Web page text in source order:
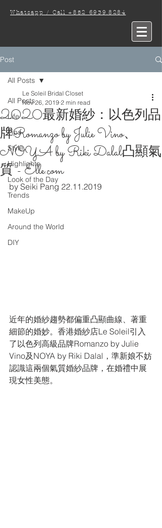
Whatsapp / Call +852 6939.8284
Post
All Posts
Life
Tips
Style
Highlights
Look of the Day
Trends
MakeUp
Around the World
DIY
All Posts
2020最新婚紗：以色列品
牌Romanzo by Julie Vino、
NOYA by Riki Dalal凸顯氣
質 - Elle.com
Le Soleil Bridal Closet
Nov 26, 2019 2 min read
by Seiki Pang 22.11.2019
近年的婚紗趨勢都偏重凸顯曲線、著重
細節的婚妙。香港婚紗店Le Soleil引入
了以色列高級品牌Romanzo by Julie
Vino及NOYA by Riki Dalal，準新娘不妨
認識這兩個氣質婚紗品牌，在婚禮中展
現女性美態。